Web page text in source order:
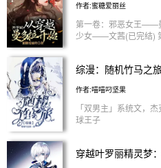
作者:蜜糖爱丽丝
第一卷：邪恶女王——
少女——文茜(已完结)
琅——孟琳琅（已完结
综漫：随机竹马之
作者:喵喵叼坚果
「双男主」系统文，
球王子
穿越叶罗丽精灵梦